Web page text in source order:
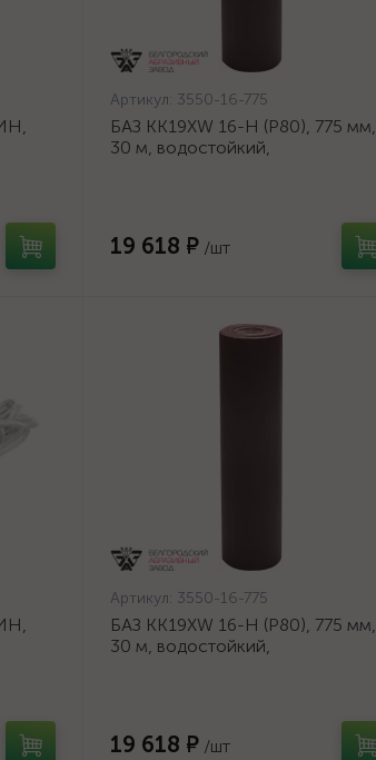
Артикул: 3550-16-775
БАЗ KK19XW 16-H (Р80), 775 мм,
30 м, водостойкий,
19 618 ₽ /шт
Артикул: 3550-16-775
БАЗ KK19XW 16-H (Р80), 775 мм,
30 м, водостойкий,
19 618 ₽ /шт